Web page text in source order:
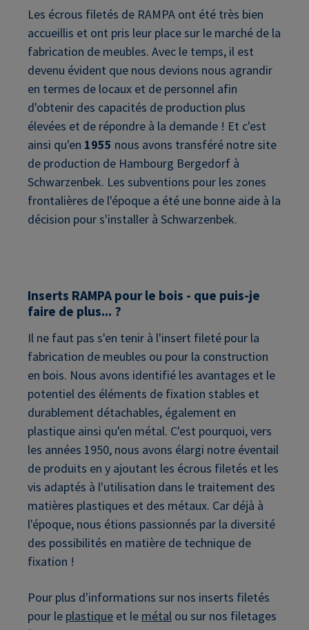
Les écrous filetés de RAMPA ont été très bien
accueillis et ont pris leur place sur le marché de la
fabrication de meubles. Avec le temps, il est
devenu évident que nous devions nous agrandir
en termes de locaux et de personnel afin
d'obtenir des capacités de production plus
élevées et de répondre à la demande ! Et c'est
ainsi qu'en 1955 nous avons transféré notre site
de production de Hambourg Bergedorf à
Schwarzenbek. Les subventions pour les zones
frontalières de l'époque a été une bonne aide à la
décision pour s'installer à Schwarzenbek.
Inserts RAMPA pour le bois - que puis-je
faire de plus... ?
Il ne faut pas s'en tenir à l'insert fileté pour la
fabrication de meubles ou pour la construction
en bois. Nous avons identifié les avantages et le
potentiel des éléments de fixation stables et
durablement détachables, également en
plastique ainsi qu'en métal. C'est pourquoi, vers
les années 1950, nous avons élargi notre éventail
de produits en y ajoutant les écrous filetés et les
vis adaptés à l'utilisation dans le traitement des
matières plastiques et des métaux. Car déjà à
l'époque, nous étions passionnés par la diversité
des possibilités en matière de technique de
fixation !
Pour plus d'informations sur nos inserts filetés
pour le plastique et le métal ou sur nos filetages